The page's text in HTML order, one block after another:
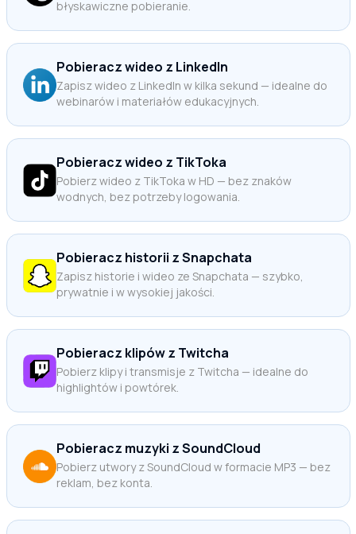
błyskawiczne pobieranie.
Pobieracz wideo z LinkedIn
Zapisz wideo z LinkedIn w kilka sekund — idealne do
webinarów i materiałów edukacyjnych.
Pobieracz wideo z TikToka
Pobierz wideo z TikToka w HD — bez znaków
wodnych, bez potrzeby logowania.
Pobieracz historii z Snapchata
Zapisz historie i wideo ze Snapchata — szybko,
prywatnie i w wysokiej jakości.
Pobieracz klipów z Twitcha
Pobierz klipy i transmisje z Twitcha — idealne do
highlightów i powtórek.
Pobieracz muzyki z SoundCloud
Pobierz utwory z SoundCloud w formacie MP3 — bez
reklam, bez konta.